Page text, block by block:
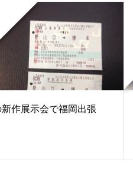
作展示会で福岡出張